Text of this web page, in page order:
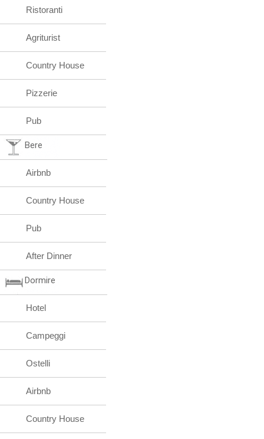
Ristoranti
Agriturist
Country House
Pizzerie
Pub
Bere
Airbnb
Country House
Pub
After Dinner
Dormire
Hotel
Campeggi
Ostelli
Airbnb
Country House